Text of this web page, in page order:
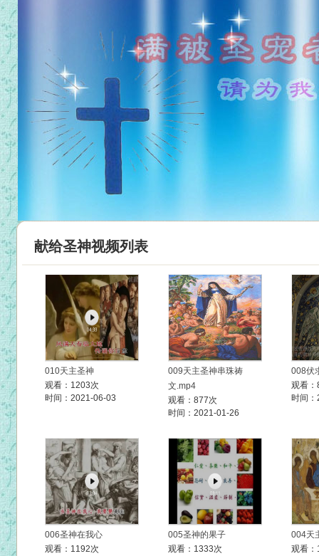
献给圣神视频列表
010天主圣神
观看：1203次
时间：2021-06-03
009天主圣神串珠祷
文.mp4
观看：877次
时间：2021-01-26
008伏
观看
时间
006圣神在我心
观看：1192次
005圣神的果子
观看：1333次
004天
观看